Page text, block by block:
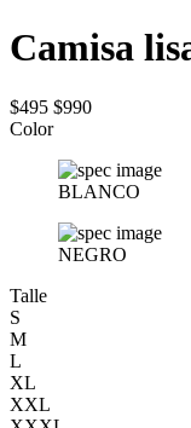
Camisa
$495 $990
Color
BLANCO
NEGRO
Talle
S
M
L
XL
XXL